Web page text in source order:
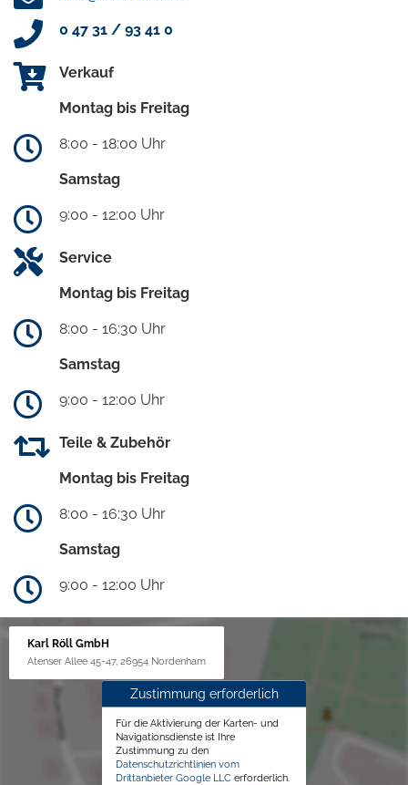
0 47 31 / 93 41 0
Verkauf
Montag bis Freitag
8:00 - 18:00 Uhr
Samstag
9:00 - 12:00 Uhr
Service
Montag bis Freitag
8:00 - 16:30 Uhr
Samstag
9:00 - 12:00 Uhr
Teile & Zubehör
Montag bis Freitag
8:00 - 16:30 Uhr
Samstag
9:00 - 12:00 Uhr
Karl Röll GmbH
Atenser Allee 45-47, 26954 Nordenham
Zustimmung erforderlich
Für die Aktivierung der Karten- und
Navigationsdienste ist Ihre
Zustimmung zu den
Datenschutzrichtlinien vom
Drittanbieter Google LLC erforderlich.